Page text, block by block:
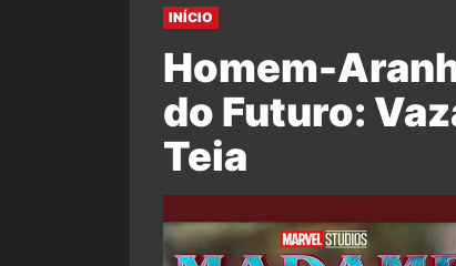
INÍCIO
Homem-
do Futuro:
Teia